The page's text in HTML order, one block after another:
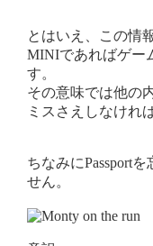
とはいえ、この情
MINIであればゲー
す。
その意味では他の
ミスさえしなけれ
ちなみにPassport
せん。